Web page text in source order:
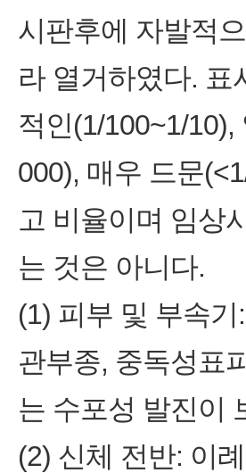
시판후에 자발적
라 열거하였다. 표
적인(1/100~1/
000), 매우 드문
고 비율이며 임상
는 것은 아니다.
(1) 피부 및 부속
관부종, 중독성표
는 수포성 발진이
(2) 신체 전반: 이